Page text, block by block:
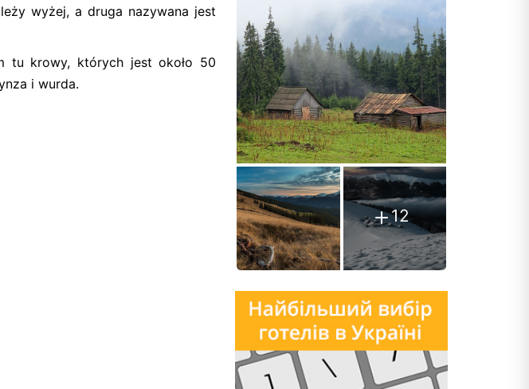
wyżej, a druga nazywana jest
tu krowy, których jest około 50
i wurda.
12